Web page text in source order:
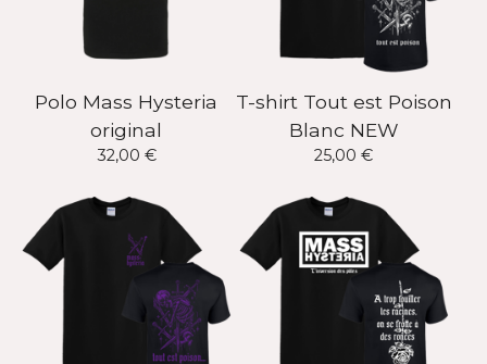
Polo Mass Hysteria
original
32,00 €
T-shirt Tout est Poison
Blanc NEW
25,00 €